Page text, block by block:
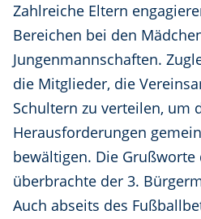
Zahlreiche Eltern
Bereichen bei den
Jungenmannschaften.
die Mitglieder, die
Schultern zu verteilen, um
Herausforderungen
bewältigen. Die Grußworte
überbrachte der 3.
Auch abseits des